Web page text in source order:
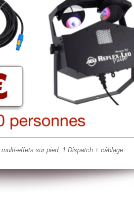
effets sur pied, 1 Dispatch + câblage.